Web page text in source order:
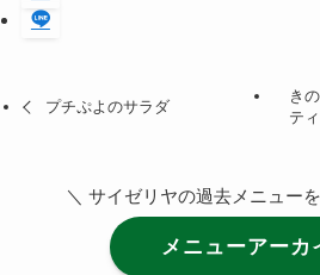
プチぷよのサラダ
き
ティ
＼ サイゼリヤの過去メニュー
メニューアーカ